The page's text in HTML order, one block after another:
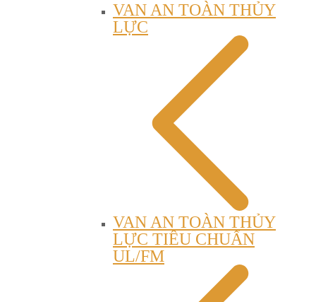
VAN AN TOÀN THỦY
LỰC
VAN AN TOÀN THỦY
LỰC TIÊU CHUẨN
UL/FM